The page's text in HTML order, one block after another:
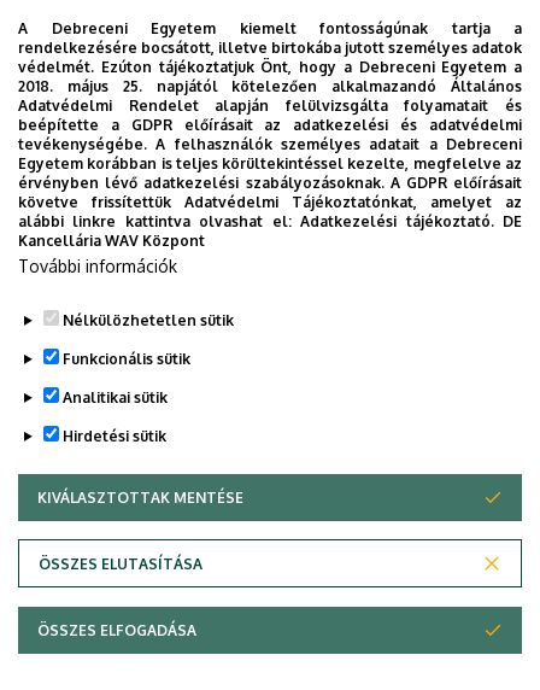
Az ösztöndíj-kiegészítés2025. szeptember 01-től
érvényes, amelynek utalása a döntést követően
kezdődik.
Letölthető:
Részletes pályázati felhívás
Pályázati űrlap
Legutóbbi frissítés: 2025. 10. 09. 10:22
Adatvédelem
Szerzői jog © 2026 Unideb
A Debreceni Egyetem kiemelt fontosságúnak tartja a
rendelkezésére bocsátott, illetve birtokába jutott személyes adatok
védelmét. Ezúton tájékoztatjuk Önt, hogy a Debreceni Egyetem a
2018. május 25. napjától kötelezően alkalmazandó Általános
Adatvédelmi Rendelet alapján felülvizsgálta folyamatait és
beépítette a GDPR előírásait az adatkezelési és adatvédelmi
tevékenységébe. A felhasználók személyes adatait a Debreceni
Egyetem korábban is teljes körültekintéssel kezelte, megfelelve az
érvényben lévő adatkezelési szabályozásoknak. A GDPR előírásait
követve frissítettük Adatvédelmi Tájékoztatónkat, amelyet az
alábbi linkre kattintva olvashat el:Adatkezelési tájékoztató. DE
Kancellária WAV Központ
További információk
Nélkülözhetetlen sütik
Funkcionális sütik
Analitikai sütik
Hirdetési sütik
KIVÁLASZTOTTAK MENTÉSE
ÖSSZES ELUTASÍTÁSA
WITHDRAW CONSENT
ÖSSZES ELFOGADÁSA